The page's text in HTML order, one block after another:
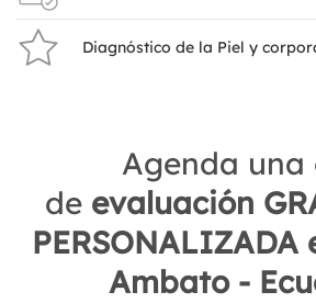
Diagnóstico de la Piel y
Agenda una
de evaluación
PERSONALIZADA
Ambato -